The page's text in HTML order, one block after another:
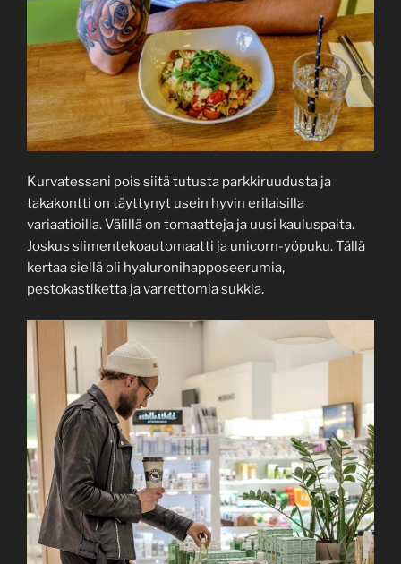
Kurvatessani pois siitä tutusta parkkiruudusta ja
takakontti on täyttynyt usein hyvin erilaisilla
variaatioilla. Välillä on tomaatteja ja uusi kauluspaita.
Joskus slimentekoautomaatti ja unicorn-yöpuku. Tällä
kertaa siellä oli hyaluronihapposeerumia,
pestokastiketta ja varrettomia sukkia.